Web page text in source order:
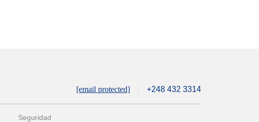
[email protected] +248 432 3314
Seguridad